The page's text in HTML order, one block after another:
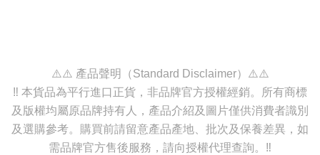
⚠️⚠️ 產品聲明（Standard Disclaimer）⚠️⚠️
‼️ 本貨品為平行進口正貨，非品牌官方授權經銷。所有商標
及版權均屬原品牌持有人，產品介紹及圖片僅供消費者識別
及選購參考。購買前請留意產品產地、批次及保養差異，如
需品牌官方售後服務，請向授權代理查詢。‼️